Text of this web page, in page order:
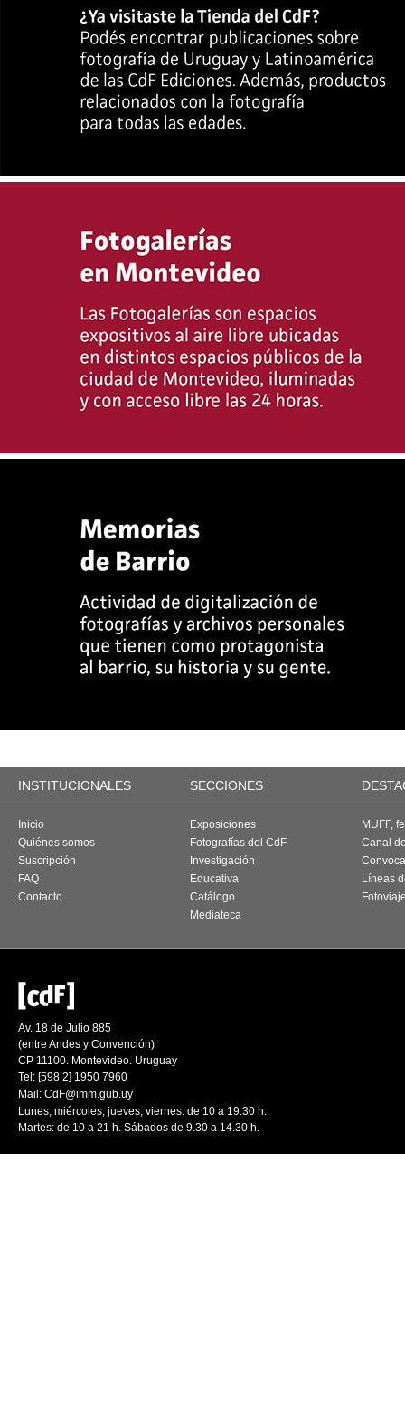
INSTITUCIONALES SECCIONES
Inicio
Quiénes somos
Suscripción
FAQ
Contacto
Exposiciones
Fotografías del CdF
Investigación
Educativa
Catálogo
Mediateca
MUFF,
Canal
Líneas
Av. 18 de Julio 885
(entre Andes y Convención)
CP 11100. Montevideo. Uruguay
Tel: [598 2] 1950 7960
Mail: CdF@imm.gub.uy
Lunes, miércoles, jueves, viernes: de 10 a 19.30 h.
Martes: de 10 a 21 h. Sábados de 9.30 a 14.30 h.